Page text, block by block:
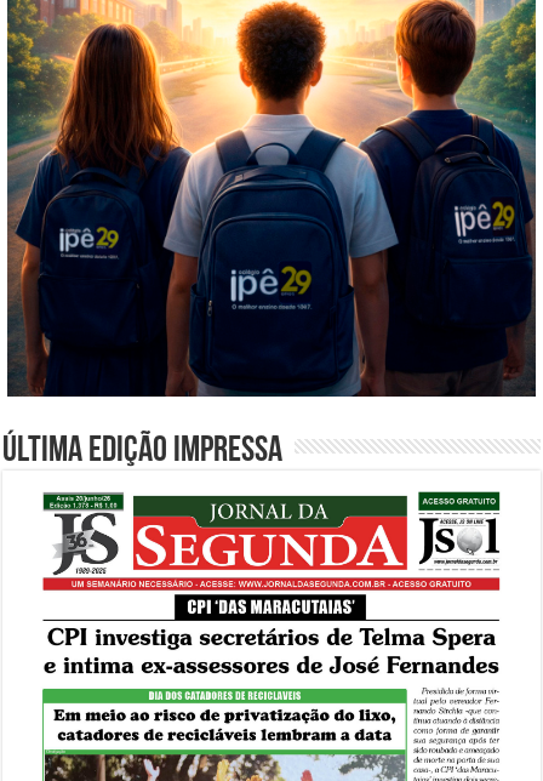
Última edição impressa